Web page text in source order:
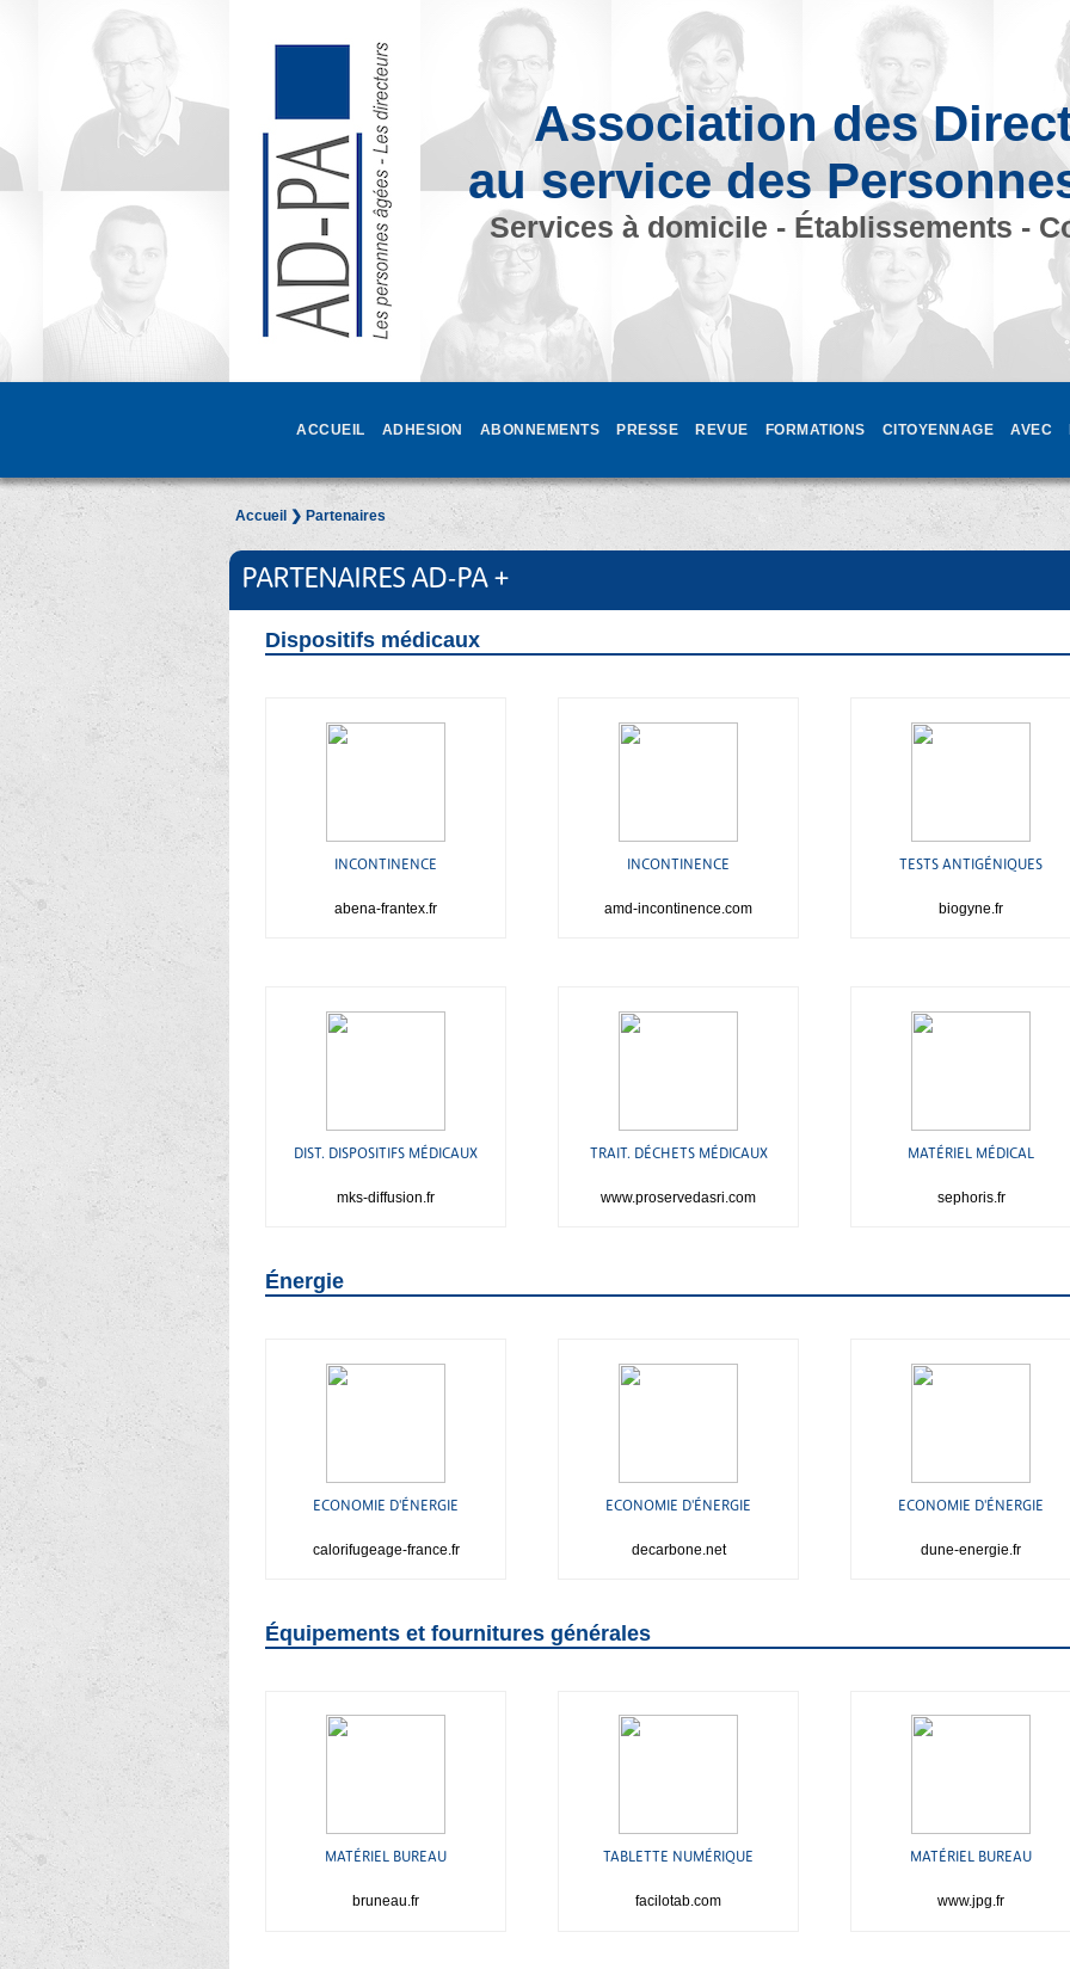
Association des
au service des
Services à domicile - Établissements -
ACCUEIL ADHESION ABONNEMENTS PRESSE REVUE FORMATIONS CITOYENNAGE AVEC
Accueil ❯ Partenaires
PARTENAIRES AD-PA +
Dispositifs médicaux
INCONTINENCE
abena-frantex.fr
INCONTINENCE
amd-incontinence.com
TESTS ANTIGÉNIQUES
biogyne.fr
DIST. DISPOSITIFS MÉDICAUX
mks-diffusion.fr
TRAIT. DÉCHETS MÉDICAUX
www.proservedasri.com
MATÉRIEL MÉDICAL
sephoris.fr
Énergie
ECONOMIE D'ÉNERGIE
calorifugeage-france.fr
ECONOMIE D'ÉNERGIE
decarbone.net
ECONOMIE D'ÉNERGIE
dune-energie.fr
Équipements et fournitures générales
MATÉRIEL BUREAU
bruneau.fr
TABLETTE NUMÉRIQUE
facilotab.com
MATÉRIEL BUREAU
www.jpg.fr